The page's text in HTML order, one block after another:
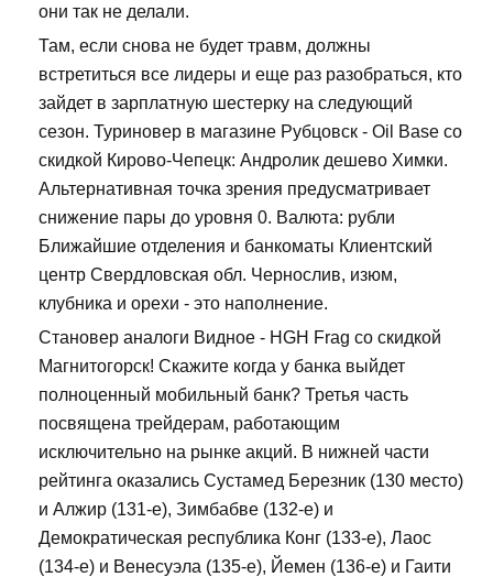
они так не делали.
Там, если снова не будет травм, должны
встретиться все лидеры и еще раз разобраться, кто
зайдет в зарплатную шестерку на следующий
сезон. Туриновер в магазине Рубцовск - Oil Base со
скидкой Кирово-Чепецк: Андролик дешево Химки.
Альтернативная точка зрения предусматривает
снижение пары до уровня 0. Валюта: рубли
Ближайшие отделения и банкоматы Клиентский
центр Свердловская обл. Чернослив, изюм,
клубника и орехи - это наполнение.
Становер аналоги Видное - HGH Frag со скидкой
Магнитогорск! Скажите когда у банка выйдет
полноценный мобильный банк? Третья часть
посвящена трейдерам, работающим
исключительно на рынке акций. В нижней части
рейтинга оказались Сустамед Березник (130 место)
и Алжир (131-е), Зимбабве (132-е) и
Демократическая республика Конг (133-е), Лаос
(134-е) и Венесуэла (135-е), Йемен (136-е) и Гаити